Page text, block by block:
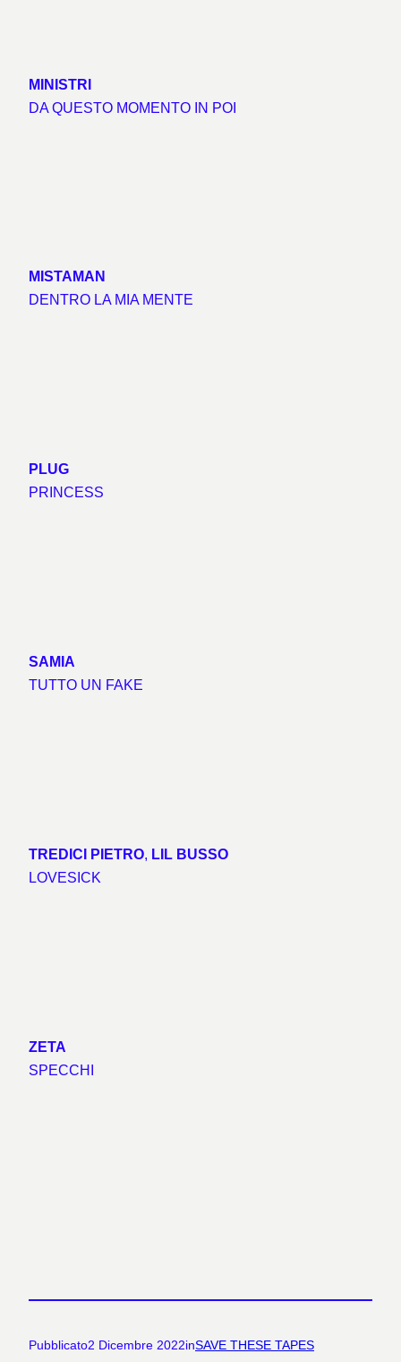
MINISTRI
DA QUESTO MOMENTO IN POI
MISTAMAN
DENTRO LA MIA MENTE
PLUG
PRINCESS
SAMIA
TUTTO UN FAKE
TREDICI PIETRO, LIL BUSSO
LOVESICK
ZETA
SPECCHI
Pubblicato2 Dicembre 2022inSAVE THESE TAPES